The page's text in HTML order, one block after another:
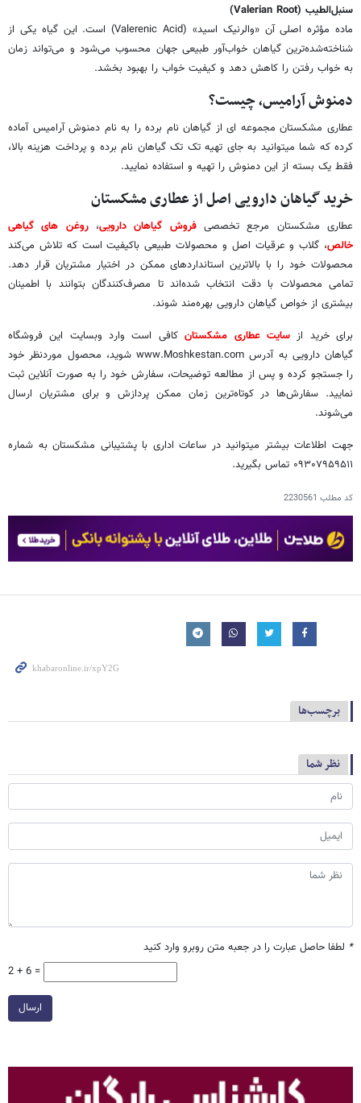
سنبل‌الطیب (Valerian Root)
ماده مؤثره اصلی آن «والرنیک اسید» (Valerenic Acid) است. این گیاه یکی از
شناخته‌شده‌ترین گیاهان خواب‌آور طبیعی جهان محسوب می‌شود و می‌تواند زمان
به خواب رفتن را کاهش دهد و کیفیت خواب را بهبود بخشد.
دمنوش آرامیس، چیست؟
عطاری مشکستان مجموعه ای از گیاهان نام برده را به نام دمنوش آرامیس آماده
کرده که شما میتوانید به جای تهیه تک تک گیاهان نام برده و پرداخت هزینه بالا،
فقط یک بسته از این دمنوش را تهیه و استفاده نمایید.
خرید گیاهان دارویی اصل از عطاری مشکستان
عطاری مشکستان مرجع تخصصیفروش گیاهان دارویی،روغن های گیاهی
خالص، گلاب و عرقیات اصل و محصولات طبیعی باکیفیت است که تلاش می‌کند
محصولات خود را با بالاترین استانداردهای ممکن در اختیار مشتریان قرار دهد.
تمامی محصولات با دقت انتخاب شده‌اند تا مصرف‌کنندگان بتوانند با اطمینان
بیشتری از خواص گیاهان دارویی بهره‌مند شوند.
برای خرید ازسایت عطاری مشکستانکافی است وارد وبسایت این فروشگاه
گیاهان دارویی به آدرس www.Moshkestan.com شوید، محصول موردنظر خود
را جستجو کرده و پس از مطالعه توضیحات، سفارش خود را به صورت آنلاین ثبت
نمایید. سفارش‌ها در کوتاه‌ترین زمان ممکن پردازش و برای مشتریان ارسال
می‌شوند.
جهت اطلاعات بیشتر میتوانید در ساعات اداری با پشتیبانی مشکستان به شماره
۰۹۳۰۷۹۵۹۵۱۱ تماس بگیرید.
کد مطلب 2230561
برچسب‌ها
نظر شما
* لطفا حاصل عبارت را در جعبه متن روبرو وارد کنید
2 + 6 =
ارسال